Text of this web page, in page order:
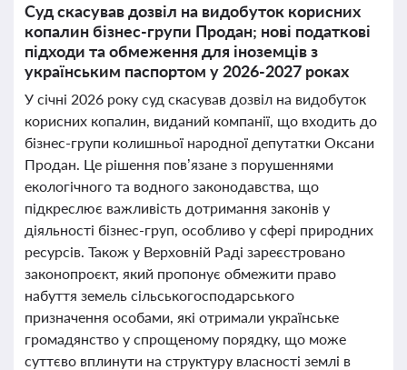
Суд скасував дозвіл на видобуток корисних
копалин бізнес-групи Продан; нові податкові
підходи та обмеження для іноземців з
українським паспортом у 2026-2027 роках
У січні 2026 року суд скасував дозвіл на видобуток
корисних копалин, виданий компанії, що входить до
бізнес-групи колишньої народної депутатки Оксани
Продан. Це рішення пов’язане з порушеннями
екологічного та водного законодавства, що
підкреслює важливість дотримання законів у
діяльності бізнес-груп, особливо у сфері природних
ресурсів. Також у Верховній Раді зареєстровано
законопроєкт, який пропонує обмежити право
набуття земель сільськогосподарського
призначення особами, які отримали українське
громадянство у спрощеному порядку, що може
суттєво вплинути на структуру власності землі в